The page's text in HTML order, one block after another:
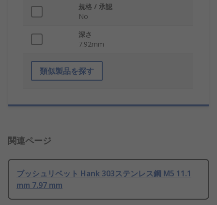
規格 / 承認
No
深さ
7.92mm
類似製品を探す
関連ページ
ブッシュリベット Hank 303ステンレス鋼 M5 11.1
mm 7.97 mm